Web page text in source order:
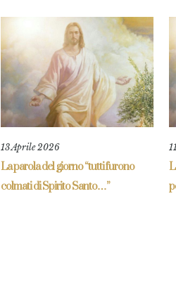
13 Aprile 2026
La parola del giorno “tutti furono
colmati di Spirito Santo…”